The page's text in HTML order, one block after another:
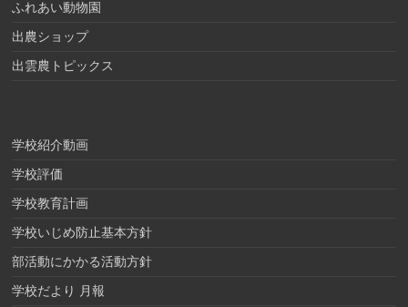
ふれあい動物園
出農ショップ
出雲農トピックス
学校紹介動画
学校評価
学校教育計画
学校いじめ防止基本方針
部活動にかかる活動方針
学校だより 月報